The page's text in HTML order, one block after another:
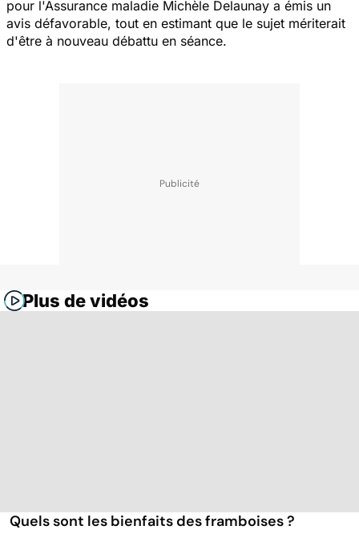
pour l'Assurance maladie Michèle Delaunay a émis un
avis défavorable, tout en estimant que le sujet mériterait
d'être à nouveau débattu en séance.
Plus de vidéos
Quels sont les bienfaits des framboises ?